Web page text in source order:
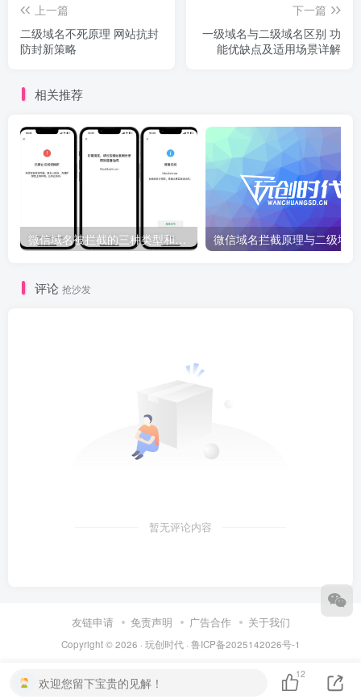
上一篇
二级域名不死原理 网站抗封
防封新策略
下一篇
一级域名与二级域名区别 功
能优缺点及适用场景详解
相关推荐
微信域名被拦截的三种类型和原因
评论 抢沙发
暂无评论内容
友链申请 免责声明 广告合作 关于我们
Copyright © 2026 · 玩创时代 · 鲁ICP备2025142026号-1
欢迎您留下宝贵的见解！
12